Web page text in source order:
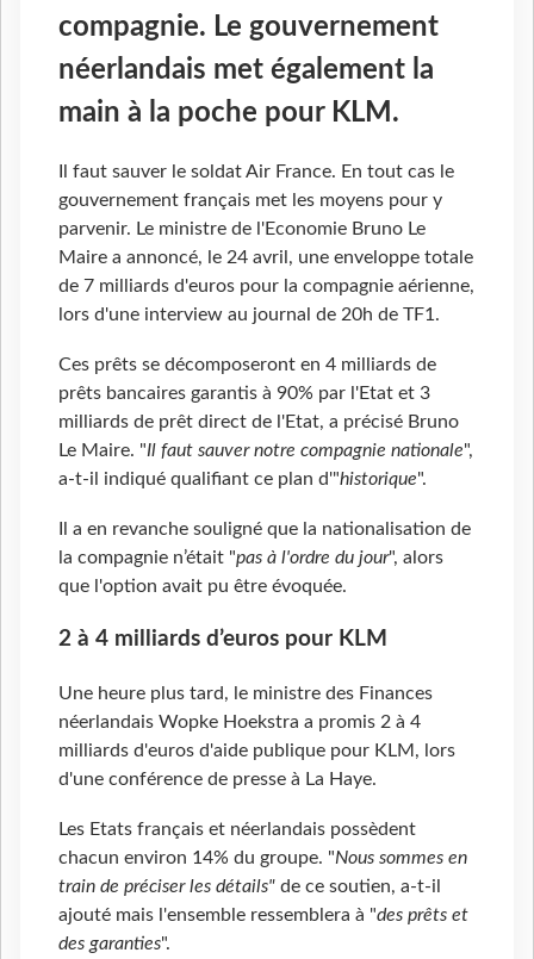
compagnie. Le gouvernement
néerlandais met également la
main à la poche pour KLM.
Il faut sauver le soldat Air France. En tout cas le
gouvernement français met les moyens pour y
parvenir. Le ministre de l'Economie Bruno Le
Maire a annoncé, le 24 avril, une enveloppe totale
de 7 milliards d'euros pour la compagnie aérienne,
lors d'une interview au journal de 20h de TF1.
Ces prêts se décomposeront en 4 milliards de
prêts bancaires garantis à 90% par l'Etat et 3
milliards de prêt direct de l'Etat, a précisé Bruno
Le Maire. "Il faut sauver notre compagnie nationale",
a-t-il indiqué qualifiant ce plan d'"historique".
Il a en revanche souligné que la nationalisation de
la compagnie n’était "pas à l'ordre du jour", alors
que l'option avait pu être évoquée.
2 à 4 milliards d’euros pour KLM
Une heure plus tard, le ministre des Finances
néerlandais Wopke Hoekstra a promis 2 à 4
milliards d'euros d'aide publique pour KLM, lors
d'une conférence de presse à La Haye.
Les Etats français et néerlandais possèdent
chacun environ 14% du groupe. "Nous sommes en
train de préciser les détails" de ce soutien, a-t-il
ajouté mais l'ensemble ressemblera à "des prêts et
des garanties".